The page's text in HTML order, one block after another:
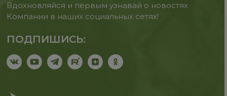
Вдохновляйся и первым узнавай о новостях
Компании в наших социальных сетях!
ПОДПИШИСЬ: